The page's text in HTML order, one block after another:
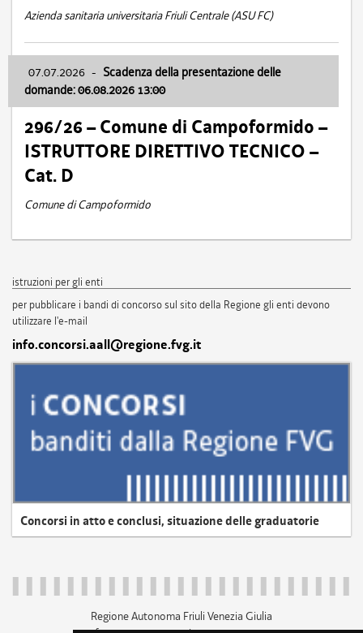
Azienda sanitaria universitaria Friuli Centrale (ASU FC)
07.07.2026 - Scadenza della presentazione delle
domande: 06.08.2026 13:00
296/26 – Comune di Campoformido –
ISTRUTTORE DIRETTIVO TECNICO –
Cat. D
Comune di Campoformido
istruzioni per gli enti
per pubblicare i bandi di concorso sul sito della Regione gli enti devono
utilizzare l'e-mail
info.concorsi.aall@regione.fvg.it
Concorsi in atto e conclusi, situazione delle graduatorie
Regione Autonoma Friuli Venezia Giulia